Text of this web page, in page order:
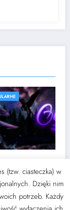
(tzw. ciasteczka) w
Dzięki nim
potrzeb. Każdy